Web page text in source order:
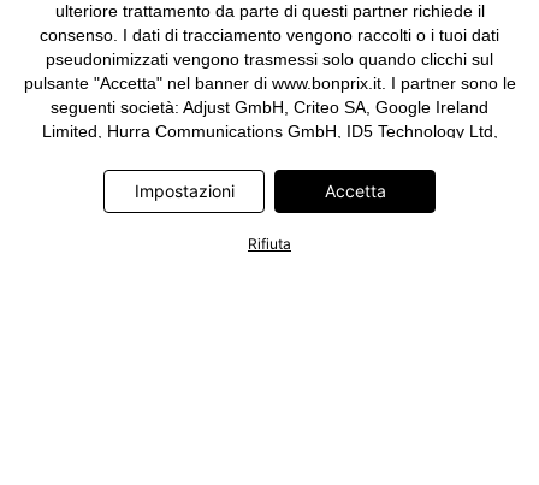
ulteriore trattamento da parte di questi partner richiede il
consenso. I dati di tracciamento vengono raccolti o i tuoi dati
pseudonimizzati vengono trasmessi solo quando clicchi sul
pulsante "Accetta" nel banner di www.bonprix.it. I partner sono le
seguenti società: Adjust GmbH, Criteo SA, Google Ireland
Limited, Hurra Communications GmbH, ID5 Technology Ltd,
Limited, Pinterest Europe Limited, RTB-House GmbH, TikTok
Information Technologies UK Limited. Ulteriori informazioni sul
informativa privacy e cookie
Impostazioni Accetta
Rifiuta